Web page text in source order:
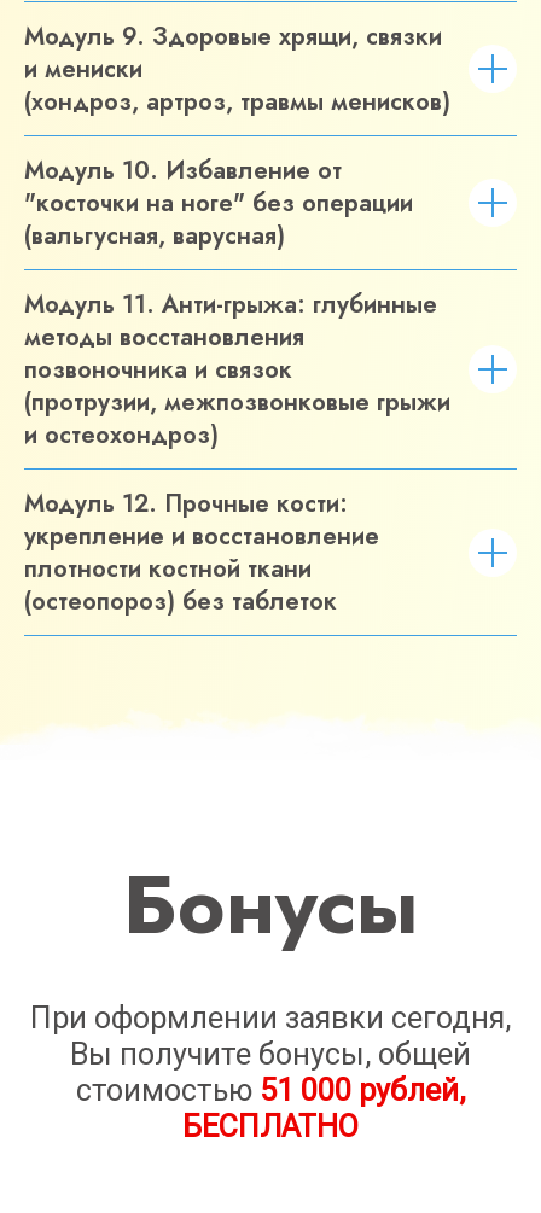
Модуль 9. Здоровые хрящи, связки
и мениски
(хондроз, артроз, травмы менисков)
Модуль 10. Избавление от
"косточки на ноге" без операции
(вальгусная, варусная)
Модуль 11. Анти-грыжа: глубинные
методы восстановления
позвоночника и связок
(протрузии, межпозвонковые грыжи
и остеохондроз)
Модуль 12. Прочные кости:
укрепление и восстановление
плотности костной ткани
(остеопороз) без таблеток